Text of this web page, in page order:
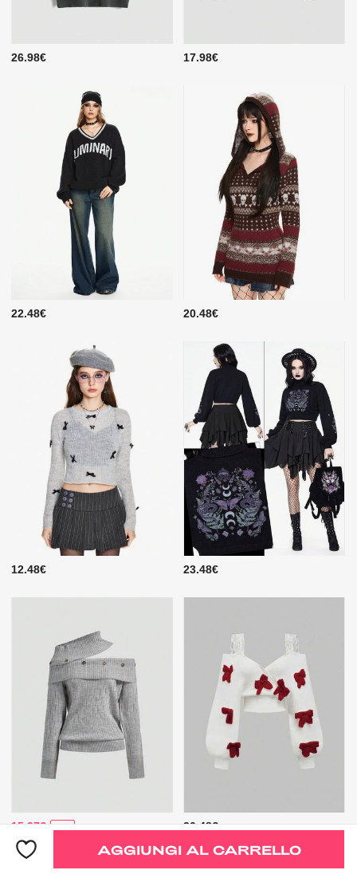
26.98€ 17.98€
22.48€ 20.48€
12.48€ 23.48€
15.97€ -32% 20.48€
AGGIUNGI AL CARRELLO